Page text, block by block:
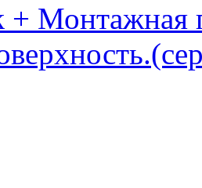
Монтажная